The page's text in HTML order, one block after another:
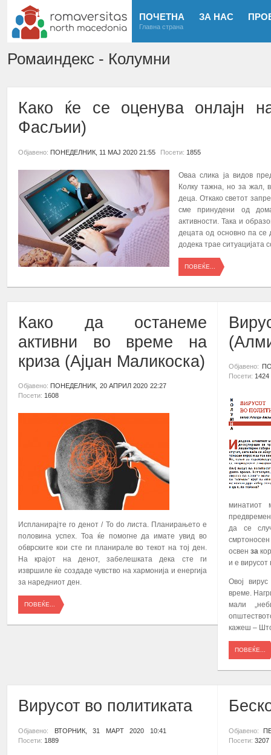
ПОЧЕТНА
Главна страна
ЗА НАС
Ромаиндекс - Колумни
Како ќе се оценува онлајн
Фасљии)
Објавено: ПОНЕДЕЛНИК, 11 МАЈ 2020 21:55 Посети: 1855
Оваа слика ја видов
Колку тажна, но за жал,
деца. Откако светот
сме принудени од
активности. Така и
децата од основно па се
додека трае ситуацијата
ПОВЕЌЕ...
Како да останеме
активни во време на
криза (Ајџан Маликоска)
Објавено: ПОНЕДЕЛНИК, 20 АПРИЛ 2020 22:27
Посети: 1608
Испланирајте го денот / To do листа. Планирањето е
половина успех. Тоа ќе помогне да имате увид во
обврските кои сте ги планирале во текот на тој ден.
На крајот на денот, забелешката дека сте ги
извршиле ќе создаде чувство на хармонија и енергија
за наредниот ден.
ПОВЕЌЕ...
Објавено:
Посети: 1424
минатиот
да се
освенза
и е вирусот
Овој
време.
мали
кажеш –
ПОВЕЌЕ...
Вирусот во политиката
Објавено:
ВТОРНИК, 31 МАРТ 2020 10:41
Посети: 1889
Објавено:
Посети: 3207